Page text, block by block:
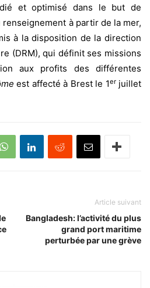
et optimisé dans le but de
à partir de la mer,
à la disposition de la direction
(DRM), qui définit ses missions
aux profits des différentes
est affecté à Brest le 1erjuillet
Article suivant
Bangladesh: l’activité du plus
grand port maritime
perturbée par une grève